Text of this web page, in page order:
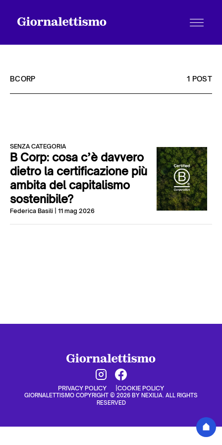
Chi siamo
Contatti
BCORP 1 POST
SENZA CATEGORIA
B Corp: cosa c’è davvero
dietro la certificazione più
ambita del capitalismo
sostenibile?
Federica Basili | 11 mag 2026
PRIVACY POLICY COOKIE POLICY
GIORNALETTISMO COPYRIGHT © 2026 BY NEXILIA. ALL RIGHTS
RESERVED